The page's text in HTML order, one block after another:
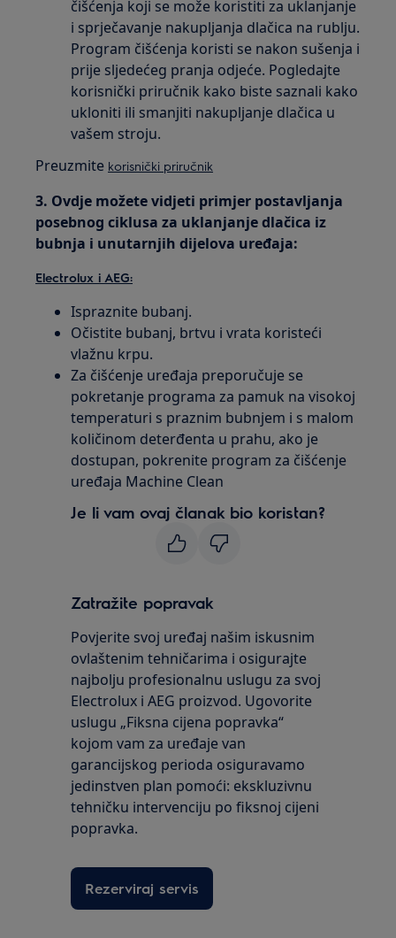
čišćenja koji se može koristiti za uklanjanje
i sprječavanje nakupljanja dlačica na rublju.
Program čišćenja koristi se nakon sušenja i
prije sljedećeg pranja odjeće. Pogledajte
korisnički priručnik kako biste saznali kako
ukloniti ili smanjiti nakupljanje dlačica u
vašem stroju.
Preuzmite korisnički priručnik
3. Ovdje možete vidjeti primjer postavljanja
posebnog ciklusa za uklanjanje dlačica iz
bubnja i unutarnjih dijelova uređaja:
Electrolux i AEG:
Ispraznite bubanj.
Očistite bubanj, brtvu i vrata koristeći
vlažnu krpu.
Za čišćenje uređaja preporučuje se
pokretanje programa za pamuk na visokoj
temperaturi s praznim bubnjem i s malom
količinom deterđenta u prahu, ako je
dostupan, pokrenite program za čišćenje
uređaja Machine Clean
Je li vam ovaj članak bio koristan?
Zatražite popravak
Povjerite svoj uređaj našim iskusnim
ovlaštenim tehničarima i osigurajte
najbolju profesionalnu uslugu za svoj
Electrolux i AEG proizvod. Ugovorite
uslugu „Fiksna cijena popravka“
kojom vam za uređaje van
garancijskog perioda osiguravamo
jedinstven plan pomoći: ekskluzivnu
tehničku intervenciju po fiksnoj cijeni
popravka.
Rezerviraj servis